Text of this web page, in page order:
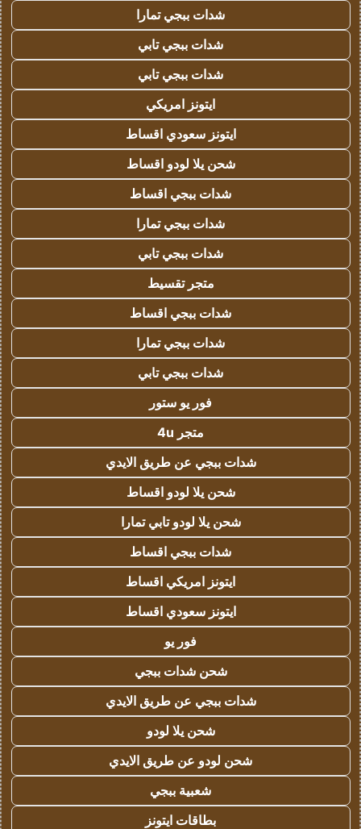
شدات ببجي تمارا
شدات ببجي تابي
شدات ببجي تابي
ايتونز امريكي
ايتونز سعودي اقساط
شحن يلا لودو اقساط
شدات ببجي اقساط
شدات ببجي تمارا
شدات ببجي تابي
متجر تقسيط
شدات ببجي اقساط
شدات ببجي تمارا
شدات ببجي تابي
فور يو ستور
متجر 4u
شدات ببجي عن طريق الايدي
شحن يلا لودو اقساط
شحن يلا لودو تابي تمارا
شدات ببجي اقساط
ايتونز امريكي اقساط
ايتونز سعودي اقساط
فور يو
شحن شدات ببجي
شدات ببجي عن طريق الايدي
شحن يلا لودو
شحن لودو عن طريق الايدي
شعبية ببجي
بطاقات ايتونز